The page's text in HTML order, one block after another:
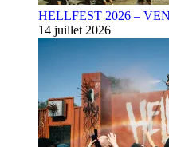
HELLFEST 2026 –
14 juillet 2026